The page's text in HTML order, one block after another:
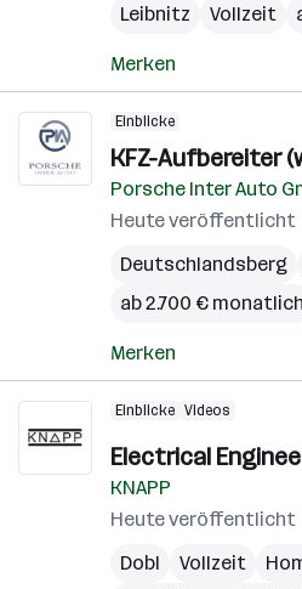
Leibnitz
Vollzeit
Merken
Einblicke
KFZ-Aufbereiter
Porsche Inter Auto
Heute veröffentlicht
Deutschlandsberg
ab 2.700 € monatlich
Merken
Einblicke Videos
Electrical
KNAPP
Heute veröffentlicht
Dobl
Vollzeit